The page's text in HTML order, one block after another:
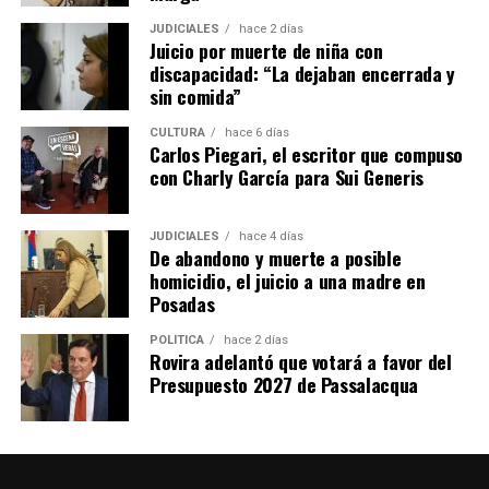
Alrededor de 400 personas marcharon en la capital provincial
Al igual que en otros puntos de la provincia y del país, la
movilización se realizó durante la sesión en la que se
debatió el proyecto de Ley de Inviolabilidad de la
Propiedad Privada en elSenado de la Nación.
Sin la parte de extranjerización del territorio, el paquete
JUDICIALES hace 2 días
Juicio por muerte de niña con
discapacidad: “La dejaban encerrada y
sin comida”
CULTURA hace 6 días
Carlos Piegari, el escritor que compuso
con Charly García para Sui Generis
JUDICIALES hace 4 días
De abandono y muerte a posible
homicidio, el juicio a una madre en
Posadas
POLÍTICA hace 2 días
Rovira adelantó que votará a favor del
Presupuesto 2027 de Passalacqua